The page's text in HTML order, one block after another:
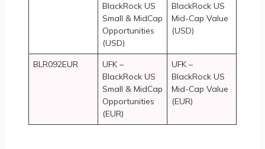
BlackRock US
Small & MidCap
Opportunities
(USD)
BlackRock US
Mid-Cap Value
(USD)
BLR092EUR
UFK –
BlackRock US
Small & MidCap
Opportunities
(EUR)
UFK –
BlackRock US
Mid-Cap Value
(EUR)